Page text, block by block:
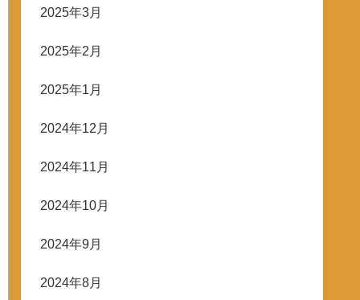
2025年3月
2025年2月
2025年1月
2024年12月
2024年11月
2024年10月
2024年9月
2024年8月